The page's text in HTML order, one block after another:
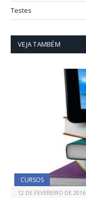
Testes
VEJA TAMBÉM
CURSOS
12 DE FEVEREIRO DE 2016